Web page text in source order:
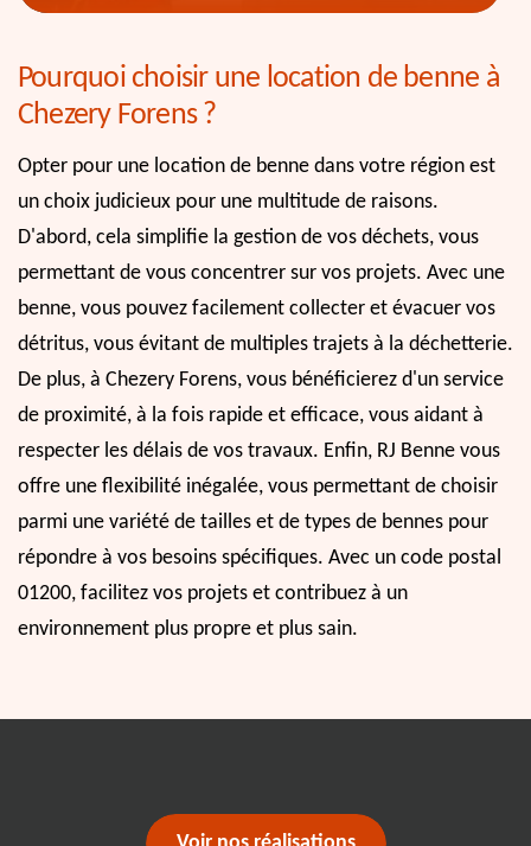
Pourquoi choisir une location de benne à
Chezery Forens ?
Opter pour une location de benne dans votre région est
un choix judicieux pour une multitude de raisons.
D'abord, cela simplifie la gestion de vos déchets, vous
permettant de vous concentrer sur vos projets. Avec une
benne, vous pouvez facilement collecter et évacuer vos
détritus, vous évitant de multiples trajets à la déchetterie.
De plus, à Chezery Forens, vous bénéficierez d'un service
de proximité, à la fois rapide et efficace, vous aidant à
respecter les délais de vos travaux. Enfin, RJ Benne vous
offre une flexibilité inégalée, vous permettant de choisir
parmi une variété de tailles et de types de bennes pour
répondre à vos besoins spécifiques. Avec un code postal
01200, facilitez vos projets et contribuez à un
environnement plus propre et plus sain.